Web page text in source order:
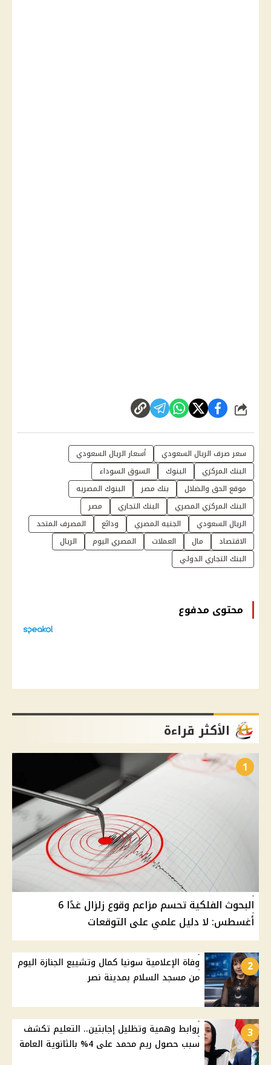
شارك
سعر صرف الريال السعودي
أسعار الريال السعودي
البنك المركزي
البنوك
السوق السوداء
موقع الحق والضلال
بنك مصر
البنوك المصريه
البنك المركزي المصري
البنك التجاري
مصر
الريال السعودي
الجنيه المصري ودائع
المصرف المتحد
الاقتصاد
مال العملات المصري اليوم
الريال
البنك التجاري الدولي
محتوى مدفوع
الأكثر قراءة
1
البحوث الفلكية تحسم مزاعم وقوع زلزال غدًا 6
أغسطس: لا دليل علمي على التوقعات
2
وفاة الإعلامية سونيا كمال وتشييع الجنازة اليوم
من مسجد السلام بمدينة نصر
3
روابط وهمية وتظليل إجابتين.. التعليم تكشف
سبب حصول ريم محمد على 4% بالثانوية العامة